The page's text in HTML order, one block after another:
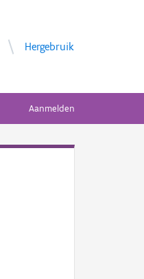
Hergebruik
Aanmelden